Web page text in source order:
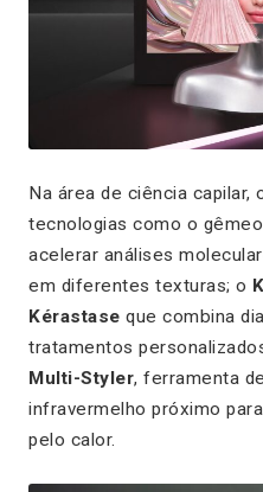
Na área de ciência capilar,
tecnologias como o
acelerar análises
em diferentes texturas; o
Kérastase que combina
tratamentos
Multi-Styler, ferramenta
infravermelho próximo
pelo calor.